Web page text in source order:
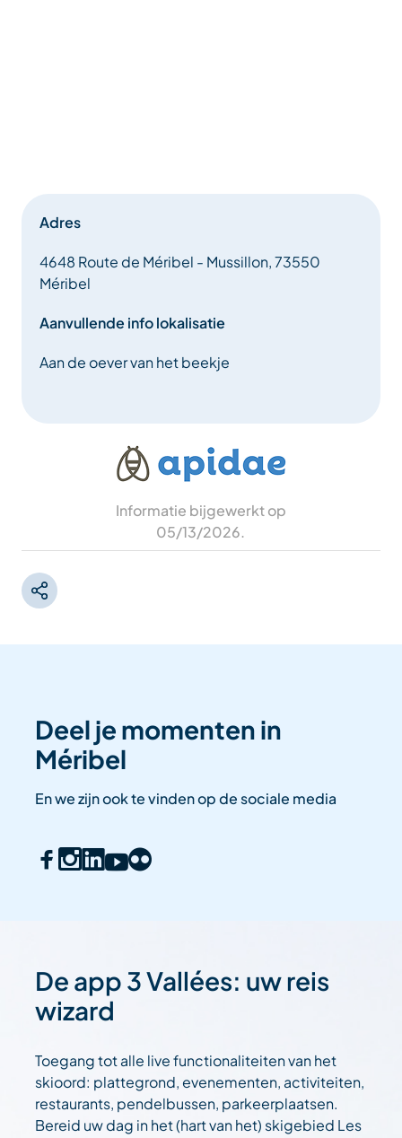
Adres
4648 Route de Méribel - Mussillon, 73550
Méribel
Aanvullende info lokalisatie
Aan de oever van het beekje
Informatie bijgewerkt op
05/13/2026.
Deel je momenten in
Méribel
En we zijn ook te vinden op de sociale media
De app 3 Vallées: uw reis
wizard
Toegang tot alle live functionaliteiten van het
skioord: plattegrond, evenementen, activiteiten,
restaurants, pendelbussen, parkeerplaatsen.
Bereid uw dag in het (hart van het) skigebied Les